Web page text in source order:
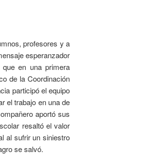
profesores y a
esperanzador
en una primera
de la Coordinación
participó el equipo
el trabajo en una de
aportó sus
resaltó el valor
al sufrir un siniestro
se salvó.